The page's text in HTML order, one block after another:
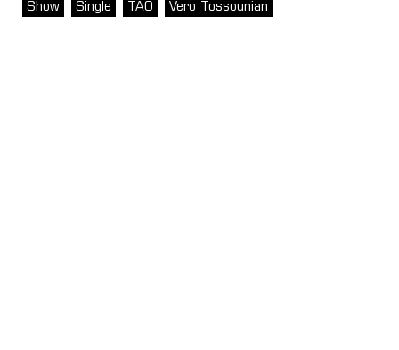
Show Single TAO Vero Tossounian